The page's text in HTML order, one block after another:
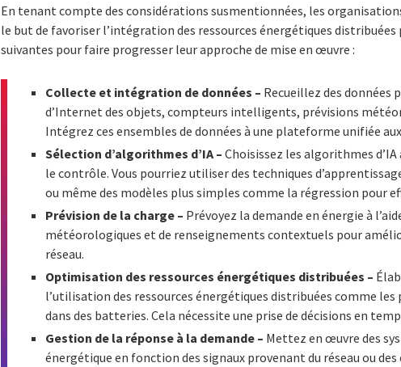
En tenant compte des considérations susmentionnées, les
le but de favoriser l’intégration des ressources énergétiques
suivantes pour faire progresser leur approche de mise en œuvre :
Collecte et intégration de données – Recueillez des données
d’Internet des objets, compteurs intelligents, prévisions
Intégrez ces ensembles de données à une plateforme unifiée
Sélection d’algorithmes d’IA –Choisissez les algorithmes
le contrôle. Vous pourriez utiliser des techniques
ou même des modèles plus simples comme la régression pour
Prévision de la charge – Prévoyez la demande en énergie à
météorologiques et de renseignements contextuels pour
réseau.
Optimisation des ressources énergétiques distribuées –
l’utilisation des ressources énergétiques distribuées comme
dans des batteries. Cela nécessite une prise de décisions en
Gestion de la réponse à la demande – Mettez en œuvre des
énergétique en fonction des signaux provenant du réseau ou